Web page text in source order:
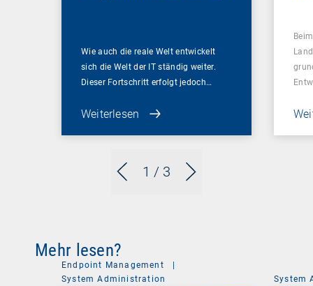
1 / 3
Wie auch die reale Welt entwickelt
sich die Welt der IT ständig weiter.
Dieser Fortschritt erfolgt jedoch…
Weiterlesen
Mehr lesen?
Endpoint Management
|
System Administration
System